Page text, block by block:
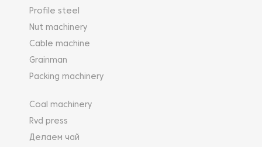
Profile steel
Nut machinery
Cable machine
Grainman
Packing machinery
Coal machinery
Rvd press
Делаем чай